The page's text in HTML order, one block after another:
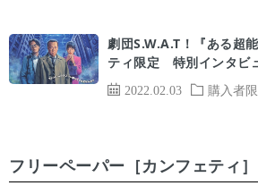
2022.02.03 購入者
劇団S.W.A.T！『ある超
ティ限定 特別インタビ
フリーペーパー［カンフェティ］